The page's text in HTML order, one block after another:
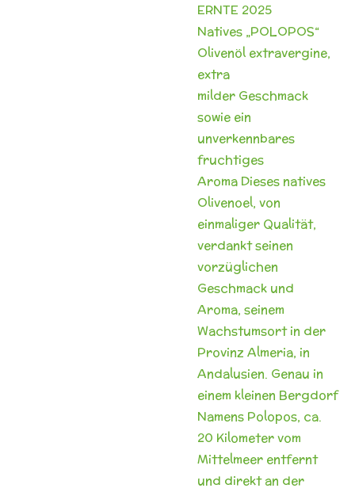
ERNTE 2025
Natives „POLOPOS“
Olivenöl extravergine,
extra
milder Geschmack
sowie ein
unverkennbares
fruchtiges
Aroma Dieses natives
Olivenoel, von
einmaliger Qualität,
verdankt seinen
vorzüglichen
Geschmack und
Aroma, seinem
Wachstumsort in der
Provinz Almeria, in
Andalusien. Genau in
einem kleinen Bergdorf
Namens Polopos, ca.
20 Kilometer vom
Mittelmeer entfernt
und direkt an der